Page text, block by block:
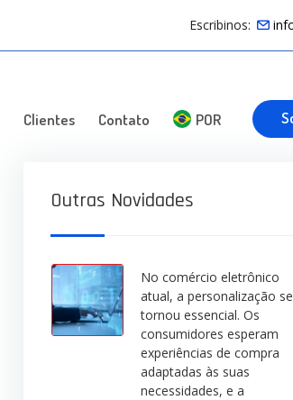
Escribinos:
Clientes Contato POR
Outras Novidades
No comércio eletrônico
atual, a personalização se
tornou essencial. Os
consumidores esperam
experiências de compra
adaptadas às suas
necessidades, e a